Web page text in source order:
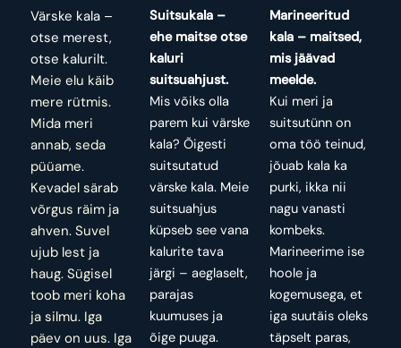
Värske kala –
otse merest,
otse kalurilt.
Meie elu käib
mere rütmis.
Mida meri
annab, seda
püüame.
Kevadel särab
võrgus räim ja
ahven. Suvel
ujub lest ja
haug. Sügisel
toob meri koha
ja silmu. Iga
päev on uus. Iga
Suitsukala –
ehe maitse otse
kaluri
suitsuahjust.
Mis võiks olla
parem kui värske
kala? Õigesti
suitsutatud
värske kala. Meie
suitsuahjus
küpseb see vana
kalurite tava
järgi – aeglaselt,
parajas
kuumuses ja
õige puuga.
Marineeritud
kala – maitsed,
mis jäävad
meelde.
Kui meri ja
suitsutünn on
oma töö teinud,
jõuab kala ka
purki, ikka nii
nagu vanasti
kombeks.
Marineerime ise
hoole ja
kogemusega, et
iga suutäis oleks
täpselt paras,